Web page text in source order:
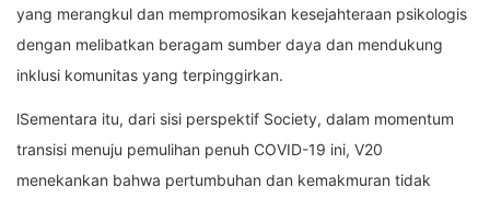
yang merangkul dan mempromosikan kesejahteraan psikologis
dengan melibatkan beragam sumber daya dan mendukung
inklusi komunitas yang terpinggirkan.
lSementara itu, dari sisi perspektif Society, dalam momentum
transisi menuju pemulihan penuh COVID-19 ini, V20
menekankan bahwa pertumbuhan dan kemakmuran tidak